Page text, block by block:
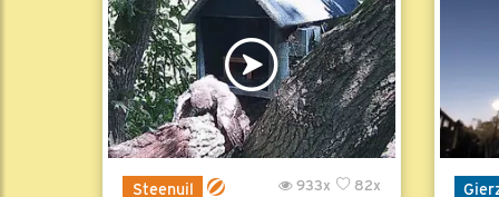
Steenuil 82x
933x